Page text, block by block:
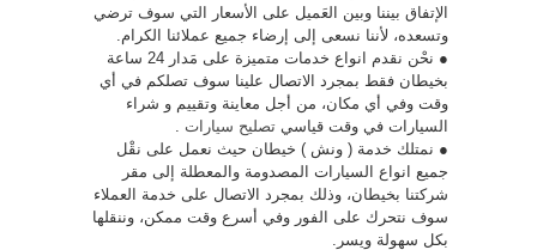
الإتفاق بيننا وبين العَميل على الأسعار التي سوف ترضي
وتسعده، لأننا نسعى إلى إرضاء جميع عملائنا الكرام.
● نحْن نقدم انواع خدمات متميزة على مَدار 24 ساعة
بخيطان فقط بمجرد الاتصال علينا سوف تصلكم في أي
وقت وفي أي مكان، من أجل معاينة وتقييم و شراء
السيارات في وقت قياسي تصليح سيارات
● نمتلك خدمة ( ونش ) خيطان حيث نعمل على نقْل
جميع انواع السيارات المصدومة والمعطلة إلى مقر
شركتنا بخيطان، وذلك بمجرد الاتصال على خدمة العملاء
سوف نتحرك على الفور وفي أسرع وقت ممكن، وننقلها
بكل سهولة ويسر.